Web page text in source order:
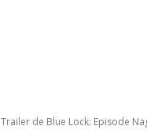
Trailer de Blue Lock: Episode